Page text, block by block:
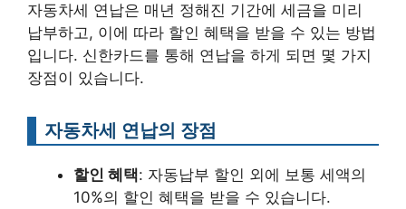
자동차세 연납은 매년 정해진 기간에 세금을 미리
납부하고, 이에 따라 할인 혜택을 받을 수 있는 방법
입니다. 신한카드를 통해 연납을 하게 되면 몇 가지
장점이 있습니다.
자동차세 연납의 장점
할인 혜택: 자동납부 할인 외에 보통 세액의
10%의 할인 혜택을 받을 수 있습니다.